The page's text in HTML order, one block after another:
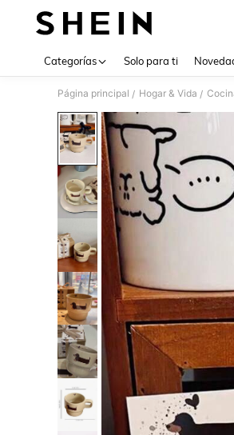
Categorías Solo para ti
Página principal / Hogar & Vida /